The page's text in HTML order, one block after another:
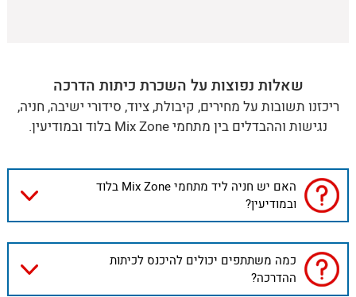
שאלות נפוצות על השכרת כיתות הדרכה
ריכזנו תשובות על מחירים, קיבולת, ציוד, סידורי ישיבה, חניה,
נגישות וההבדלים בין מתחמי Mix Zone בלוד ובמודיעין.
האם יש חניה ליד מתחמי Mix Zone בלוד
ובמודיעין?
כמה משתתפים יכולים להיכנס לכיתות
ההדרכה?